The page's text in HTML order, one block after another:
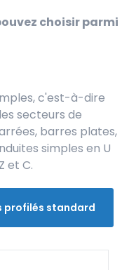
choisir parmi
c'est-à-dire
secteurs de
barres plates,
simples en U
et C.
profilés standard